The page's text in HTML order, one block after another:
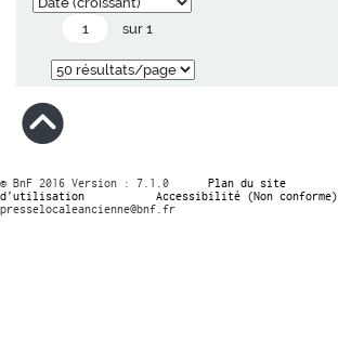
sur 1
© BnF 2016 Version : 7.1.0 Plan du site
d’utilisation
Accessibilité (Non conforme)
presselocaleancienne@bnf.fr